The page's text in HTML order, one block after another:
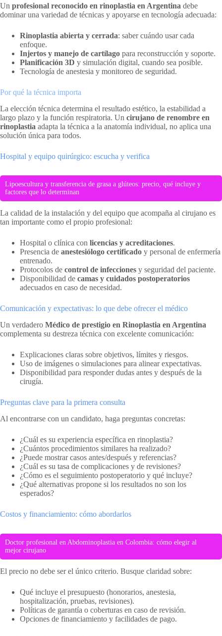
Un profesional reconocido en rinoplastia en Argentina debe
dominar una variedad de técnicas y apoyarse en tecnología adecuada:
Rinoplastia abierta y cerrada: saber cuándo usar cada
enfoque.
Injertos y manejo de cartílago para reconstrucción y soporte.
Planificación 3D y simulación digital, cuando sea posible.
Tecnología de anestesia y monitoreo de seguridad.
Por qué la técnica importa
La elección técnica determina el resultado estético, la estabilidad a
largo plazo y la función respiratoria. Un cirujano de renombre en
rinoplastia adapta la técnica a la anatomía individual, no aplica una
solución única para todos.
Hospital y equipo quirúrgico: escucha y verifica
Lipoescultura y transferencia de grasa a glúteos: precio, qué incluye y
factores que lo determinan
La calidad de la instalación y del equipo que acompaña al cirujano es
tan importante como el propio profesional:
Hospital o clínica con licencias y acreditaciones.
Presencia de anestesiólogo certificado y personal de enfermería
entrenado.
Protocolos de control de infecciones y seguridad del paciente.
Disponibilidad de camas y cuidados postoperatorios
adecuados en caso de necesidad.
Comunicación y expectativas: lo que debe ofrecer el médico
Un verdadero Médico de prestigio en Rinoplastia en Argentina
complementa su destreza técnica con excelente comunicación:
Explicaciones claras sobre objetivos, límites y riesgos.
Uso de imágenes o simulaciones para alinear expectativas.
Disponibilidad para responder dudas antes y después de la
cirugía.
Preguntas clave para la primera consulta
Al encontrarse con un candidato, haga preguntas concretas:
¿Cuál es su experiencia específica en rinoplastia?
¿Cuántos procedimientos similares ha realizado?
¿Puede mostrar casos antes/después y referencias?
¿Cuál es su tasa de complicaciones y de revisiones?
¿Cómo es el seguimiento postoperatorio y qué incluye?
¿Qué alternativas propone si los resultados no son los
esperados?
Costos y financiamiento: cómo abordarlos
Doctor profesional en Abdominoplastia en Colombia: cómo elegir al
mejor cirujano
El precio no debe ser el único criterio. Busque claridad sobre:
Qué incluye el presupuesto (honorarios, anestesia,
hospitalización, pruebas, revisiones).
Políticas de garantía o coberturas en caso de revisión.
Opciones de financiamiento y facilidades de pago.